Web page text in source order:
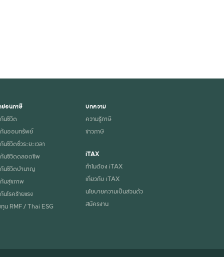
อนภาษี
นชีวิต
กันออมทรัพย์
นชีวิตชั่วระยะเวลา
กันชีวิตตลอดชีพ
นชีวิตบำนาญ
นสุขภาพ
นโรคร้ายแรง
น RMF / Thai ESG
บทความ
ความรู้ภาษี
ข่าวภาษี
iTAX
ทำไมต้อง iTAX
เกี่ยวกับ iTAX
นโยบายความเป็นส่วนตัว
สมัครงาน